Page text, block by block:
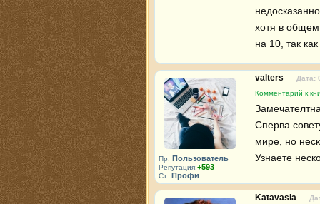
хотя в
на 10, так
Пр: Пользователь
Репутация:+593
Ст: Профи
valters
Дата:
Комментарий к
Сперва
мире, но
Узнаете
Katavasia